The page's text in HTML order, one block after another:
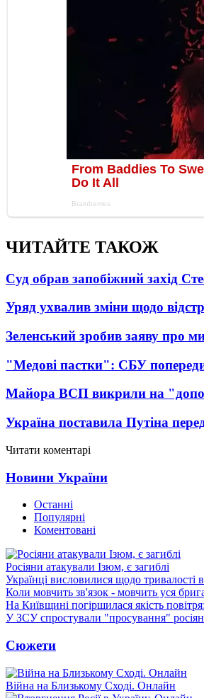
ЧИТАЙТЕ ТАКОЖ
Суд обрав запобіжний захід
Уряд ухвалив зміни щодо
Зеленський зробив заяву про
"Медові пастки": СБУ
Майора ВСП викрили на
Україна поставила Путіна
Читати коментарі
Новини України
Останні
Популярні
Коментовані
Росіяни атакували Ізюм, є загиблі
Українці висловилися щодо тривалості
Коли мовчить зв'язок - мовчить уся
На Київщині погіршилася якість
У ЗСУ спростували "просування"
Сюжети
Війна на Близькому Сході. Онлайн